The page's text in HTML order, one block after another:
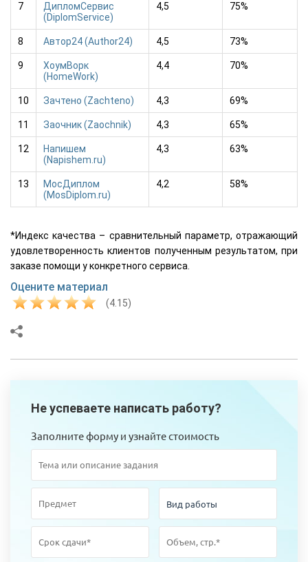
7
ДипломСервис
(DiplomService)
4,5 75%
8 Автор24 (Author24) 4,5 73%
9
ХоумВорк
(HomeWork)
4,4 70%
10 Зачтено (Zachteno) 4,3 69%
11 Заочник (Zaochnik) 4,3 65%
12
Напишем
(Napishem.ru)
4,3 63%
13
МосДиплом
(MosDiplom.ru)
4,2 58%
*Индекс качества – сравнительный параметр, отражающий
удовлетворенность клиентов полученным результатом, при
заказе помощи у конкретного сервиса.
Оцените материал
(4.15)
Не успеваете написать работу?
Заполните форму и узнайте стоимость